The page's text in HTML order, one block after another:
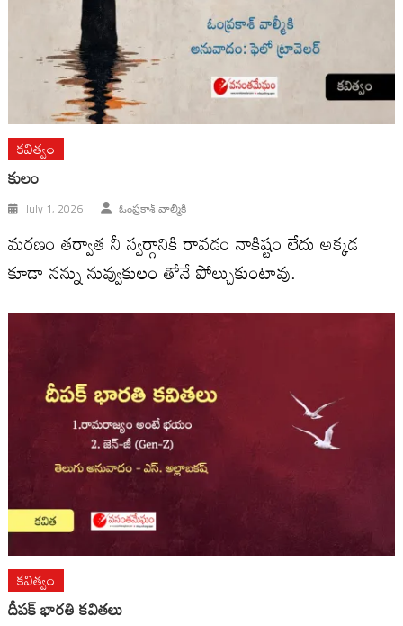
కవిత్వం
కులం
July 1, 2026 ఓంప్రకాశ్ వాల్మీకి
మరణం తర్వాత నీ స్వర్గానికి రావడం నాకిష్టం లేదు అక్కడ
కూడా నన్ను నువ్వుకులం తోనే పోల్చుకుంటావు.
కవిత్వం
దీపక్ భారతి కవితలు